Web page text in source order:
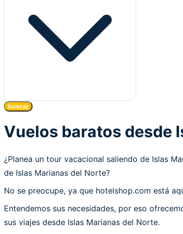
buscar
Vuelos baratos desde
¿Planea un tour vacacional saliendo de Islas
de Islas Marianas del Norte?
No se preocupe, ya que hotelshop.com está
Entendemos sus necesidades, por eso
sus viajes desde Islas Marianas del Norte.